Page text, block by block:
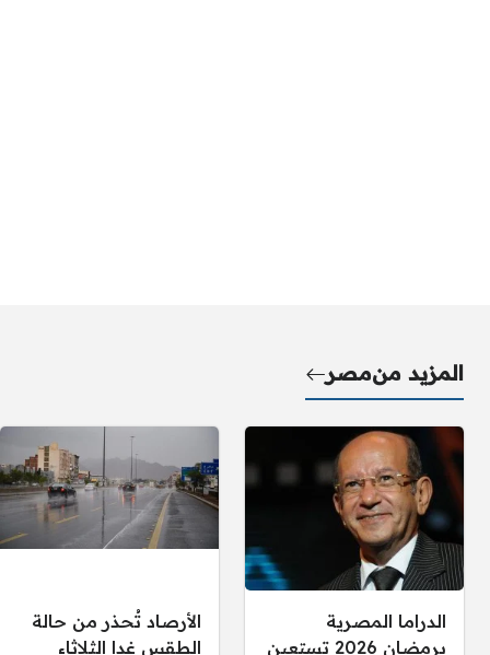
المزيد منمصر
الدراما المصرية
برمضان 2026 تستعين
الأرصاد تُحذر من حالة
الطقس غدا الثلاثاء